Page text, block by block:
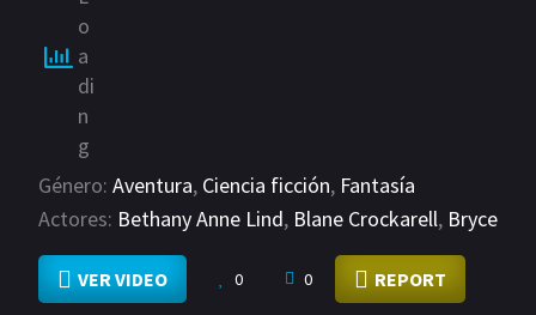
Género: Aventura, Ciencia ficción, Fantasía
Actores: Bethany Anne Lind, Blane Crockarell, Bryce
Bruckbauer
VER MÁS
VER VIDEO 0 0 REPORT